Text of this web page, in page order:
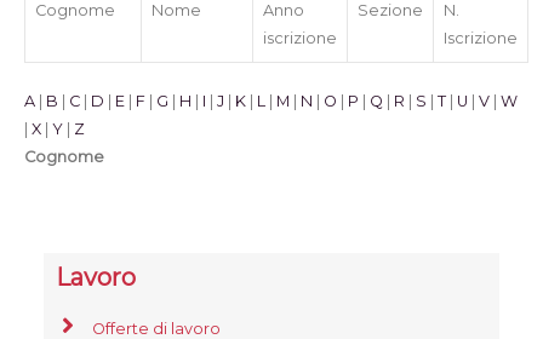
Cognome Nome
Anno
iscrizione
Sezione
N.
Iscrizione
A | B | C | D | E | F | G | H | I | J | K | L | M | N | O | P | Q | R | S | T | U | V | W
| X | Y | Z
Cognome
Lavoro
Offerte di lavoro